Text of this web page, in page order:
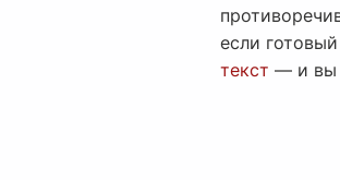
если
текст — и вы